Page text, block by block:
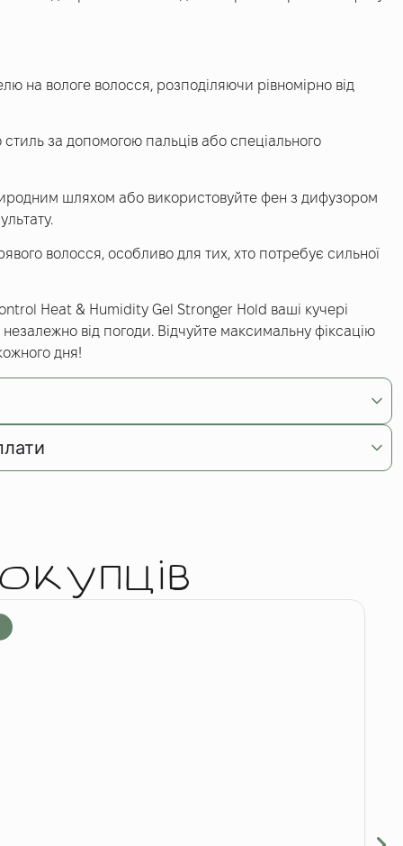
на вологе волосся, розподіляючи рівномірно від
за допомогою пальців або спеціального
шляхом або використовуйте фен з дифузором
волосся, особливо для тих, хто потребує сильної
Heat & Humidity Gel Stronger Hold ваші кучері
від погоди. Відчуйте максимальну фіксацію
дня!